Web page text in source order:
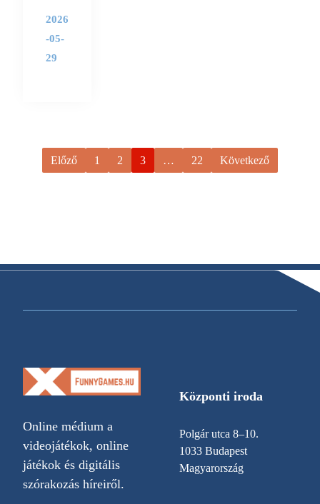
2026
-05-
29
Előző 1 2 3 … 22 Következő
Online médium a
videojátékok, online
játékok és digitális
szórakozás híreiről.
Központi iroda
Polgár utca 8–10.
1033 Budapest
Magyarország